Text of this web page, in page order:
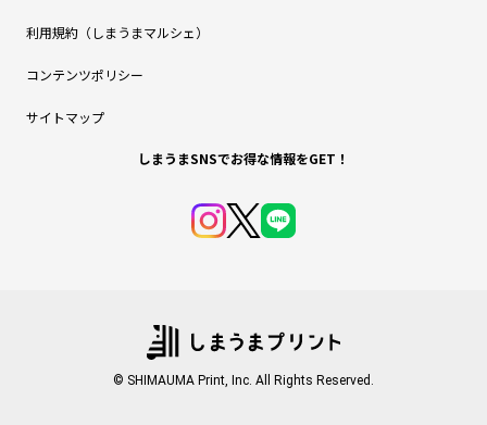
利用規約（しまうまマルシェ）
コンテンツポリシー
サイトマップ
しまうまSNSでお得な情報をGET！
© SHIMAUMA Print, Inc. All Rights Reserved.